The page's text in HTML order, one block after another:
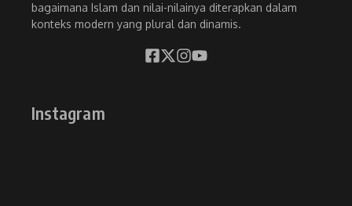
bagaimana Islam dan nilai-nilainya diterapkan dalam
konteks modern yang plural dan dinamis.
Instagram